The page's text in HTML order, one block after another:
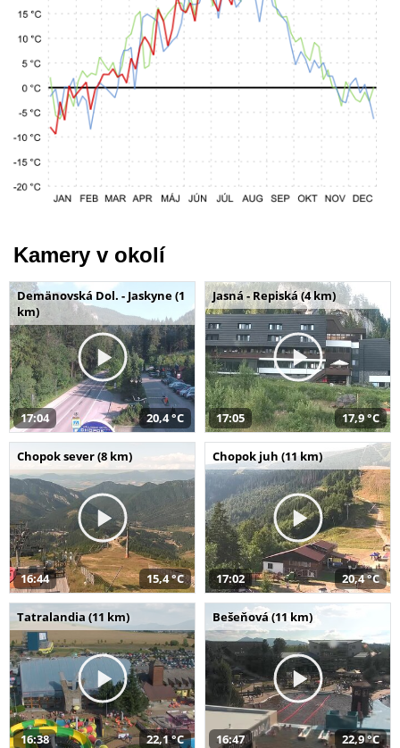
Kamery v okolí
Demänovská Dol. - Jaskyne (1
km)
17:04 20,4 °C
Jasná - Repiská (4 km)
17:05 17,9 °C
Chopok sever (8 km)
16:44 15,4 °C
Chopok juh (11 km)
17:02 20,4 °C
Tatralandia (11 km)
16:38 22,1 °C
Bešeňová (11 km)
16:47 22,9 °C